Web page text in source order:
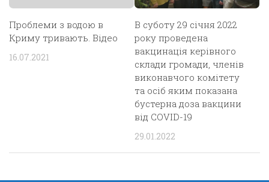
Проблеми з водою в
Криму тривають. Відео
16.07.2021
В суботу 29 січня 2022
року проведена
вакцинація керівного
склади громади, членів
виконавчого комітету
та осіб яким показана
бустерна доза вакцини
від COVID-19
29.01.2022